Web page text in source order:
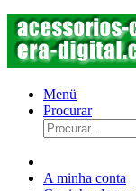
Menü
Procurar
A minha conta